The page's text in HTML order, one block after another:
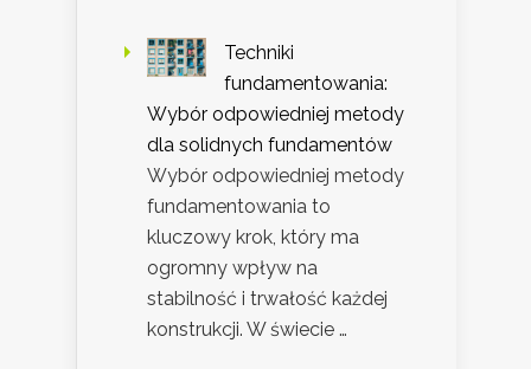
Techniki
fundamentowania:
Wybór odpowiedniej metody
dla solidnych fundamentów
Wybór odpowiedniej metody
fundamentowania to
kluczowy krok, który ma
ogromny wpływ na
stabilność i trwałość każdej
konstrukcji. W świecie …